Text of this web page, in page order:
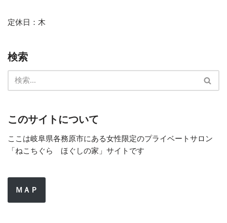
定休日：木
検索
このサイトについて
ここは岐阜県各務原市にある女性限定のプライベートサロン
「ねこちぐら ほぐしの家」サイトです
ＭＡＰ